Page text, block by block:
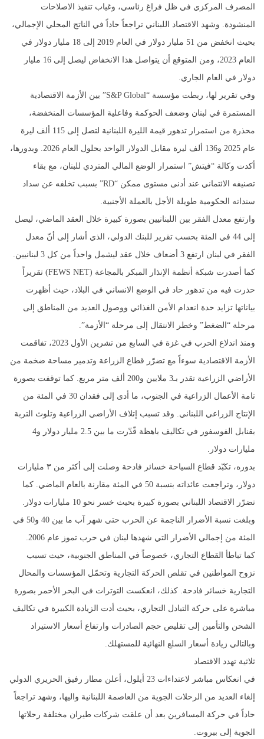
المصرف المركزي في ظل فراغ رئاسي، وغياب تنفيذ الاصلاحات
المنشودة. وشهد الاقتصاد اللبناني تراجعاً حاداً في الناتج المحلي الإجمالي،
بحيث انخفض من 51 مليار دولار في العام 2019 إلى 18 مليار دولار في
العام 2023، ومن المتوقع أن يتواصل هذا الانخفاض ليصل إلى 16 مليار
دولار في العام الجاري.
وفي تقرير لها، ربطت مؤسسة “S&P Global” بين الأزمة الاقتصادية
المستمرة في لبنان وضعف الحوكمة وفاعلية المؤسسات المنخفضة،
محذرة من استمرار تدهور قيمة الليرة اللبنانية لتصل إلى 115 ألف ليرة
عام 2025 و136 ألف ليرة مقابل الدولار الواحد بحلول العام 2026. وبدورها،
أكدت وكالة “فيتش” استمرار الوضع المالي المتردي للبنان، مع بقاء
تصنيفه الائتماني عند أدنى مستوى ممكن “RD” بسبب تخلفه عن سداد
سنداته الحكومية طويلة الأجل بالعملة الأجنبية.
وارتفع معدل الفقر بين اللبنانيين بصورة كبيرة خلال العقد الماضي، ليصل
إلى 44 في المئة بحسب تقرير للبنك الدولي، الذي أشار إلى أنّ معدل
الفقر في لبنان ارتفع 3 أضعاف خلال عقد ليشمل واحداً من كل 3 لبنانيين.
كما أصدرت شبكة أنظمة الإنذار المبكر بالمجاعة (FEWS NET) تقريراً
حذرت فيه من تدهور حاد في الوضع الانساني في البلاد، حيث أظهرت
بياناتها تزايد حدة انعدام الأمن الغذائي ووصول العديد من المناطق إلى
مرحلة “الضغط” وخطر الانتقال إلى مرحلة “الأزمة”.
ومنذ اندلاع الحرب في غزة في السابع من تشرين الأول 2023، تفاقمت
الأزمة الاقتصادية سوءاً مع تضرّر قطاع الزراعة وتدمير مساحة ضخمة من
الأراضي الزراعية تقدر بـ3 ملايين و200 ألف متر مربع. كما توقفت بصورة
تامة الأعمال الزراعية في الجنوب، ما أدى إلى فقدان 30 في المئة من
الإنتاج الزراعي اللبناني. وقد تسبب إتلاف الأراضي الزراعية وتلوث التربة
بقنابل الفوسفور في تكاليف باهظة قّدّرت ما بين 2.5 مليار دولار و4
مليارات دولار.
بدوره، تكبّد قطاع السياحة خسائر فادحة وصلت إلى أكثر من ٣ مليارات
دولار، وتراجعت عائداته بنسبة 50 في المئة مقارنة بالعام الماضي. كما
تضرّر الاقتصاد اللبناني بصورة كبيرة بحيث خسر نحو 10 مليارات دولار.
وبلغت نسبة الأضرار الناجمة عن الحرب حتى شهر آب ما بين 40 و50 في
المئة من إجمالي الأضرار التي شهدها لبنان في حرب تموز عام 2006.
كما تباطأ القطاع التجاري، خصوصاً في المناطق الجنوبية، حيث تسبب
نزوح المواطنين في تقلص الحركة التجارية وتحمّل المؤسسات والمحال
التجارية خسائر فادحة. كذلك، انعكست التوترات في البحر الأحمر بصورة
مباشرة على حركة التبادل التجاري، بحيث أدت الزيادة الكبيرة في تكاليف
الشحن والتأمين إلى تقليص حجم الصادرات وارتفاع أسعار الاستيراد
وبالتالي زيادة أسعار السلع النهائية للمستهلك.
ثلاثية تهدد الاقتصاد
في انعكاس مباشر لاعتداءات 23 أيلول، أعلن مطار رفيق الحريري الدولي
إلغاء العديد من الرحلات الجوية من العاصمة اللبنانية واليها، وشهد تراجعاً
حاداً في حركة المسافرين بعد أن علقت شركات طيران مختلفة رحلاتها
الجوية إلى بيروت.